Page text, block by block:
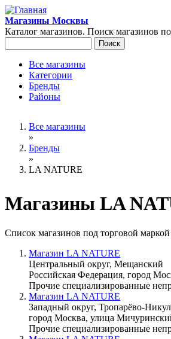
Перейти к основному содержанию
Магазины Москвы
Каталог магазинов. Поиск магазинов
Главное меню
Все магазины
Категории
Бренды
Районы
Вы здесьВсе магазины
»
Бренды
»
LA NATURE
Магазины LA
Список магазинов под торговой
Магазин LA NATURE
Центральный округ, Мещанский
Российская Федерация, город
Прочие специализированные
Магазин LA NATURE
Западный округ, Тропарёво-
город Москва, улица
Прочие специализированные